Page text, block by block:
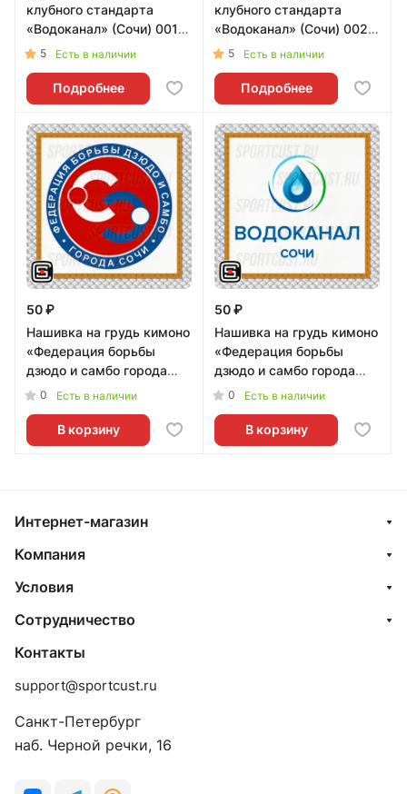
клубного стандарта
«Водоканал» (Сочи) 001b
- L5 Есть в наличии
Подробнее
клубного стандарта
«Водоканал» (Сочи) 002r
- L5 Есть в наличии
Подробнее
50 ₽
Нашивка на грудь кимоно
«Федерация борьбы
дзюдо и самбо города
Сочи» (Сочи) 001w
0 Есть в наличии
В корзину
50 ₽
Нашивка на грудь кимоно
«Федерация борьбы
дзюдо и самбо города
Сочи» (Сочи) 002w
0 Есть в наличии
В корзину
Интернет-магазин
Компания
Условия
Сотрудничество
Контакты
support@sportcust.ru
Санкт-Петербург
наб. Черной речки, 16